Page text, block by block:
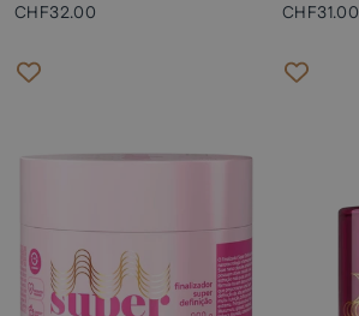
CHF32.00 CHF31.00